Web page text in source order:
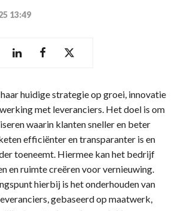
13:49
huidige strategie op groei, innovatie
met leveranciers. Het doel is om
waarin klanten sneller en beter
efficiënter en transparanter is en
toeneemt. Hiermee kan het bedrijf
en ruimte creëren voor vernieuwing.
hierbij is het onderhouden van
gebaseerd op maatwerk,